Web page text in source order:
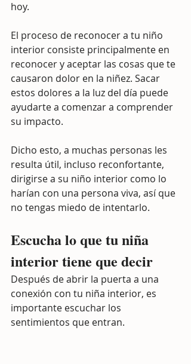
hoy.
El proceso de reconocer a tu niño
interior consiste principalmente en
reconocer y aceptar las cosas que te
causaron dolor en la niñez. Sacar
estos dolores a la luz del día puede
ayudarte a comenzar a comprender
su impacto.
Dicho esto, a muchas personas les
resulta útil, incluso reconfortante,
dirigirse a su niño interior como lo
harían con una persona viva, así que
no tengas miedo de intentarlo.
Escucha lo que tu niña
interior tiene que decir
Después de abrir la puerta a una
conexión con tu niña interior, es
importante escuchar los
sentimientos que entran.